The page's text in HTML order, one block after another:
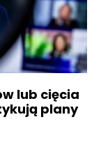
lub cięcia
plany